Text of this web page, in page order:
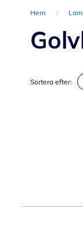
Hem
Sortera efter: